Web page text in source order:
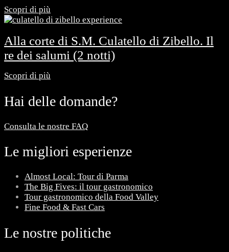
Scopri di più
Alla corte di S.M. Culatello di Zibello. Il
re dei salumi (2 notti)
Scopri di più
Hai delle domande?
Consulta le nostre FAQ
Le migliori esperienze
Almost Local: Tour di Parma
The Big Fives: il tour gastronomico
Tour gastronomico della Food Valley
Fine Food & Fast Cars
Le nostre politiche